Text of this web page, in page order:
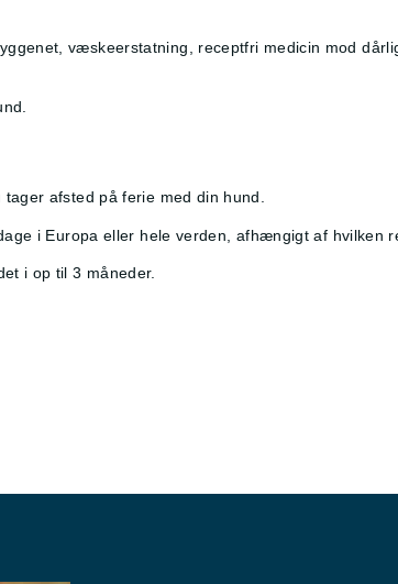
væskeerstatning, receptfri medicin mod
tager afsted på ferie med din hund.
i Europa eller hele verden, afhængigt af hvilken
i op til 3 måneder.